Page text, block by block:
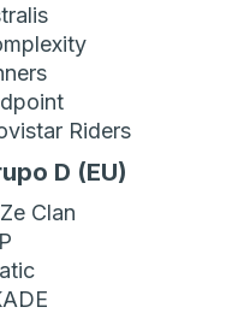
Riders
D (EU)
Clan